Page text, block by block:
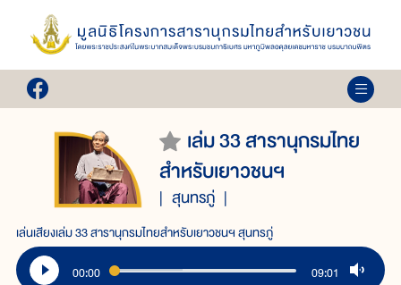
เล่ม 33 สารานุกรมไทย
สำหรับเยาวชนฯ
สุนทรภู่
เล่นเสียงเล่ม 33 สารานุกรมไทยสำหรับเยาวชนฯ สุนทรภู่
00:00 09:01